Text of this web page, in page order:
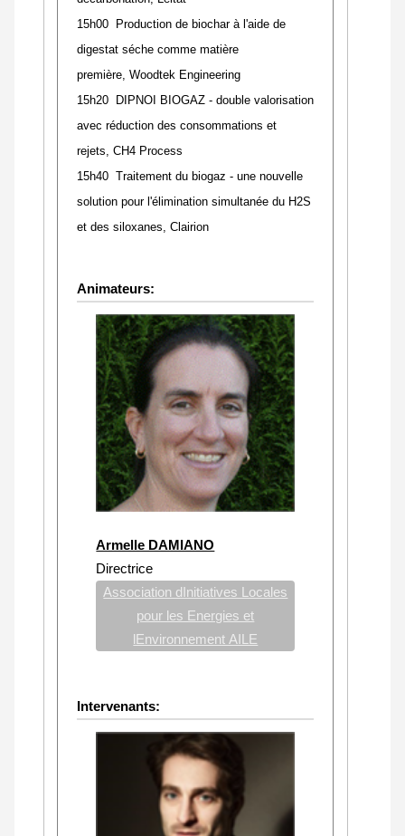
15h00 Production de biochar à l'aide de
digestat séche comme matière
première, Woodtek Engineering
15h20 DIPNOI BIOGAZ - double valorisation
avec réduction des consommations et
rejets,CH4 Process
15h40 Traitement du biogaz - une nouvelle
solution pour l'élimination simultanée du H2S
et des siloxanes, Clairion
Animateurs:
Armelle DAMIANO
Directrice
Association dInitiatives Locales
pour les Energies et
lEnvironnement AILE
Intervenants: